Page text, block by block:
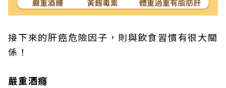
接下來的肝癌危險因子，則與飲食習慣有很大關
係！
嚴重酒癮